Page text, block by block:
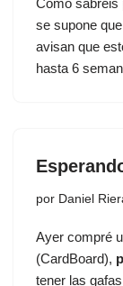
Como sabréis
se supone
avisan que
hasta 6
por Daniel
Ayer compré
(CardBoard),
tener las